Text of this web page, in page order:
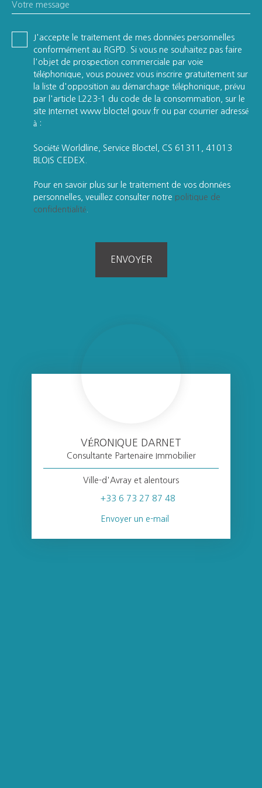
Votre message
J'accepte le traitement de mes données personnelles
conformément au RGPD. Si vous ne souhaitez pas faire
l'objet de prospection commerciale par voie
téléphonique, vous pouvez vous inscrire gratuitement sur
la liste d'opposition au démarchage téléphonique, prévu
par l'article L223-1 du code de la consommation, sur le
site Internet www.bloctel.gouv.fr ou par courrier adressé
à :
Société Worldline, Service Bloctel, CS 61311, 41013
BLOIS CEDEX.
Pour en savoir plus sur le traitement de vos données
personnelles, veuillez consulter notre politique de
confidentialité
ENVOYER
VÉRONIQUE DARNET
Consultante Partenaire Immobilier
Ville-d'Avray et alentours
+33 6 73 27 87 48
Envoyer un e-mail